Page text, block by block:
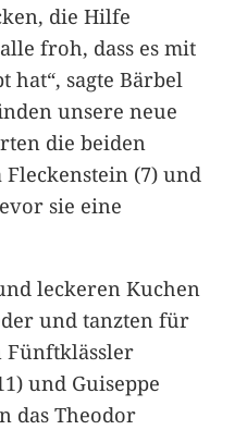
die Hilfe
froh, dass es mit
hat“, sagte Bärbel
unsere neue
die beiden
(7) und
sie eine
leckeren Kuchen
und tanzten für
Fünftklässler
und Guiseppe
das Theodor